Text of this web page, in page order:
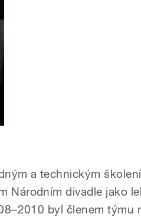
a technickým
Národním divadle jako
byl členem týmu